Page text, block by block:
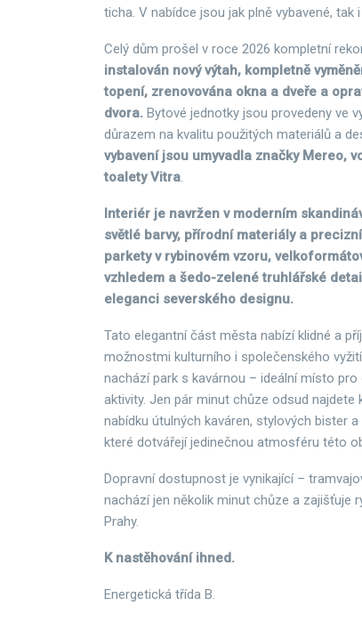
ticha. V nabídce jsou jak plně vybavené, tak
Celý dům prošel v roce 2026 kompletní
instalován nový výtah, kompletně
topení, zrenovována okna a dveře a
dvora. Bytové jednotky jsou provedeny ve
důrazem na kvalitu použitých materiálů a
vybavení jsou umyvadla značky Mereo,
toalety Vitra.
Interiér je navržen v moderním
světlé barvy, přírodní materiály a
parkety v rybinovém vzoru,
vzhledem a šedo-zelené truhlářské
eleganci severského designu.
Tato elegantní část města nabízí klidné a
možnostmi kulturního i společenského
nachází park s kavárnou – ideální místo
aktivity. Jen pár minut chůze odsud najdete
nabídku útulných kaváren, stylových bister
které dotvářejí jedinečnou atmosféru této
Dopravní dostupnost je vynikající –
nachází jen několik minut chůze a zajišťuje
Prahy.
K nastěhování ihned.
Energetická třída B.